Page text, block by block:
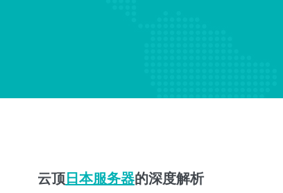
云顶 日本服务器的深度解析